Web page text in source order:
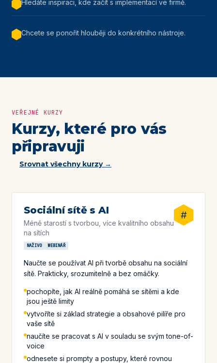
Hledáte inspiraci, kde začít s implementací ve firmě.
Chcete se ponořit hlouběji do konkrétního nástroje.
VEŘEJNÉ KURZY
Kurzy, které pro vás
připravuji
Srovnat všechny kurzy →
Sociální sítě s AI
Méně starostí s tvorbou, více kvalitního obsahu
na sítích
NAŽIVO WEBINÁŘ
#
Naučte se používat AI při tvorbě obsahu na sociální
sítě. Prakticky, srozumitelně a bez omáčky.
pochopíte, jak AI reálně pomáhá se sítěmi a kde
jsou ještě limity
vytvoříte si základ strategie a obsahové pilíře pro
vaše sítě
naučíte se pracovat s AI v souladu se svým tone-of-
voice
odnesete si prompty a postupy, které rovnou